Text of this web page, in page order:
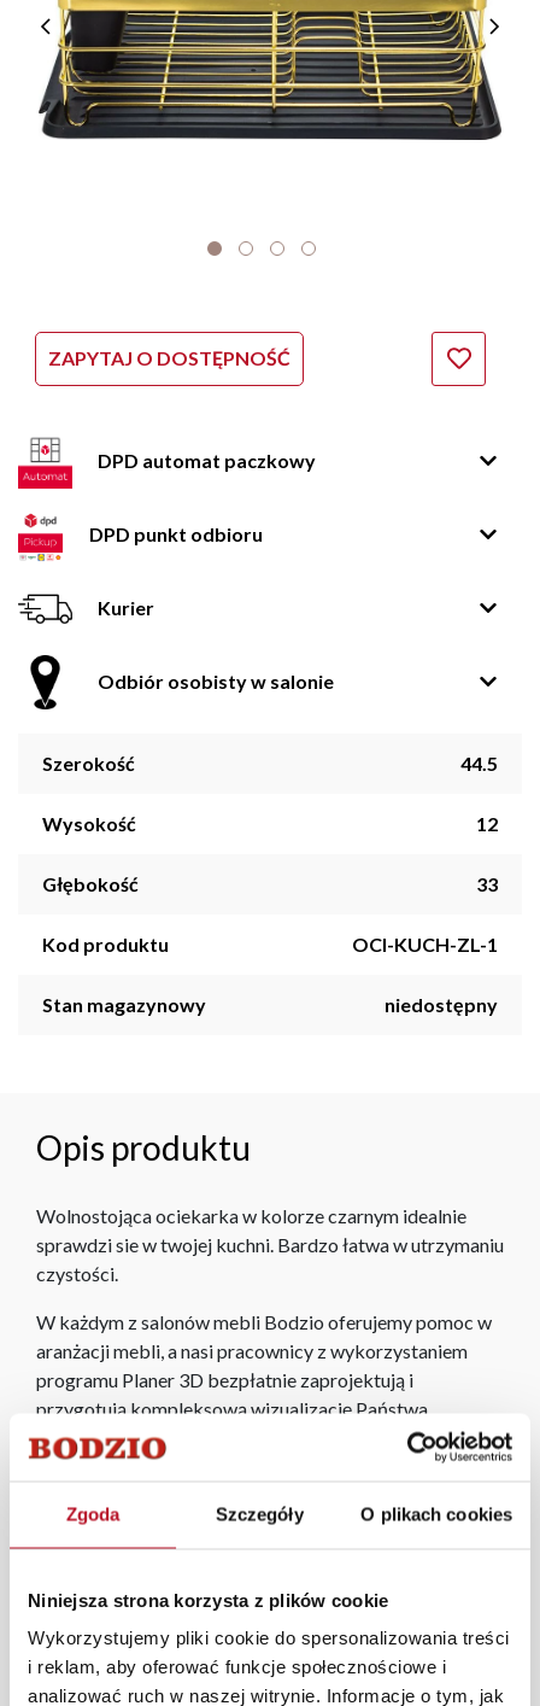
Zgoda Szczegóły O plikach cookies
Niniejsza strona korzysta z plików cookie
Wykorzystujemy pliki cookie do spersonalizowania treści
i reklam, aby oferować funkcje społecznościowe i
analizować ruch w naszej witrynie. Informacje o tym, jak
ZAPYTAJ O DOSTĘPNOŚĆ
DPD automat paczkowy
DPD punkt odbioru
Kurier
Odbiór osobisty w salonie
Szerokość 44.5
Wysokość 12
Głębokość 33
Kod produktu OCI-KUCH-ZL-1
Stan magazynowy niedostępny
Opis produktu
Wolnostojąca ociekarka w kolorze czarnym idealnie
sprawdzi sie w twojej kuchni. Bardzo łatwa w utrzymaniu
czystości.
W każdym z salonów mebli Bodzio oferujemy pomoc w
aranżacji mebli, a nasi pracownicy z wykorzystaniem
programu Planer 3D bezpłatnie zaprojektują i
przygotują kompleksową wizualizację Państwa
pomieszczenia wraz z wyceną. Każde zamówienie
złożone w sklepie stacjonarnym dostarczymy do 3 dni
zamówień internetowych czas dostawy wynosi do 5 dni
roboczych, również na terenie całego kraju. Wszystkie
niezależnie od miejsca złożenia zamówienia.
Zdjęcia produktów mają charakter poglądowy.
Rzeczywiste kolory i struktura materiałów mogą różnić